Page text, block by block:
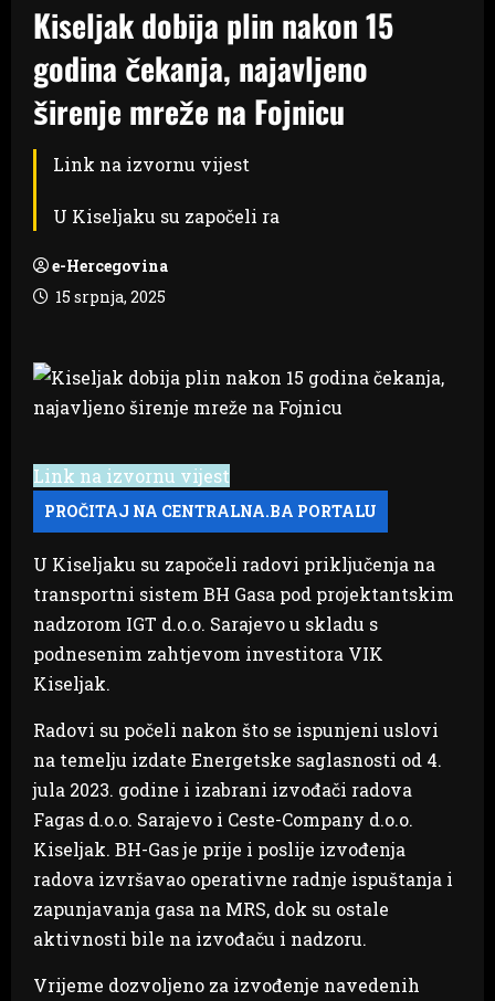
Kiseljak dobija plin nakon 15
godina čekanja, najavljeno
širenje mreže na Fojnicu
Link na izvornu vijest
U Kiseljaku su započeli ra
e-Hercegovina
15 srpnja, 2025
Link na izvornu vijest
U Kiseljaku su započeli radovi priključenja na
transportni sistem BH Gasa pod projektantskim
nadzorom IGT d.o.o. Sarajevo u skladu s
podnesenim zahtjevom investitora VIK
Kiseljak.
Radovi su počeli nakon što se ispunjeni uslovi
na temelju izdate Energetske saglasnosti od 4.
jula 2023. godine i izabrani izvođači radova
Fagas d.o.o. Sarajevo i Ceste-Company d.o.o.
Kiseljak. BH-Gas je prije i poslije izvođenja
radova izvršavao operativne radnje ispuštanja i
zapunjavanja gasa na MRS, dok su ostale
aktivnosti bile na izvođaču i nadzoru.
Vrijeme dozvoljeno za izvođenje navedenih